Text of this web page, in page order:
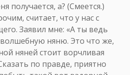
получается, а? (Смеется.)
считает, что у нас с
Заявил мне: «А ты ведь
няню. Это что же,
няней стоит ворчливая
по правде, приятно